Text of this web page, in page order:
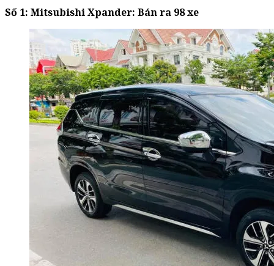
Số 1: Mitsubishi Xpander: Bán ra 98 xe